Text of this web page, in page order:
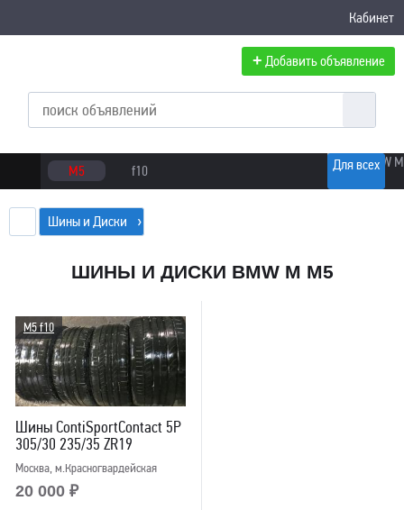
Кабинет
+ Добавить объявление
Для всех
M5 f10
Шины и Диски
ШИНЫ И ДИСКИ BMW M M5
M5 f10
Шины ContiSportContact 5P
305/30 235/35 ZR19
Москва, м.Красногвардейская
20 000 ₽